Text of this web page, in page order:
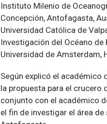
Instituto Milenio de
Concepción, Antofagasta,
Universidad Católica de
Investigación del Océano de
Universidad de Amsterdam,
Según explicó el académico
la propuesta para el crucero
conjunto con el académico
el fin de investigar el área